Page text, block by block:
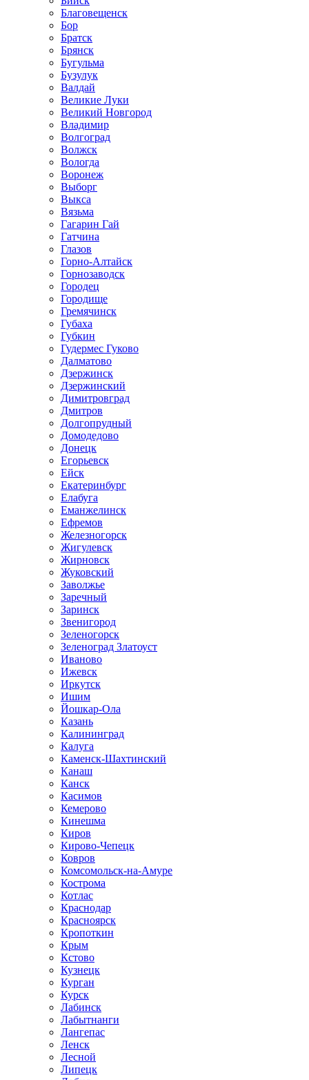
Благовещенск
Бор
Братск
Брянск
Бугульма
Бузулук
Валдай
Великие Луки
Великий Новгород
Владимир
Волгоград
Волжск
Вологда
Воронеж
Выборг
Выкса
Вязьма
Гагарин Гай
Гатчина
Глазов
Горно-Алтайск
Горнозаводск
Городец
Городище
Гремячинск
Губаха
Губкин
Гудермес Гуково
Далматово
Дзержинск
Дзержинский
Димитровград
Дмитров
Долгопрудный
Домодедово
Донецк
Егорьевск
Ейск
Екатеринбург
Елабуга
Еманжелинск
Ефремов
Железногорск
Жигулевск
Жирновск
Жуковский
Заволжье
Заречный
Заринск
Звенигород
Зеленогорск
Зеленоград Златоуст
Иваново
Ижевск
Иркутск
Ишим
Йошкар-Ола
Казань
Калининград
Калуга
Каменск-Шахтинский
Канаш
Канск
Касимов
Кемерово
Кинешма
Киров
Кирово-Чепецк
Ковров
Комсомольск-на-Амуре
Кострома
Котлас
Краснодар
Красноярск
Кропоткин
Крым
Кстово
Кузнецк
Курган
Курск
Лабинск
Лабытнанги
Лангепас
Ленск
Лесной
Липецк